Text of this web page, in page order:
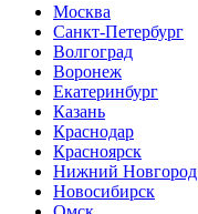
Москва
Санкт-Петербург
Волгоград
Воронеж
Екатеринбург
Казань
Краснодар
Красноярск
Нижний Новгород
Новосибирск